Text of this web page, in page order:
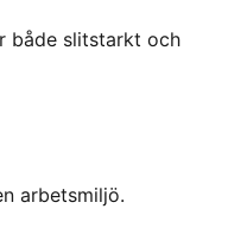
både slitstarkt och
arbetsmiljö.